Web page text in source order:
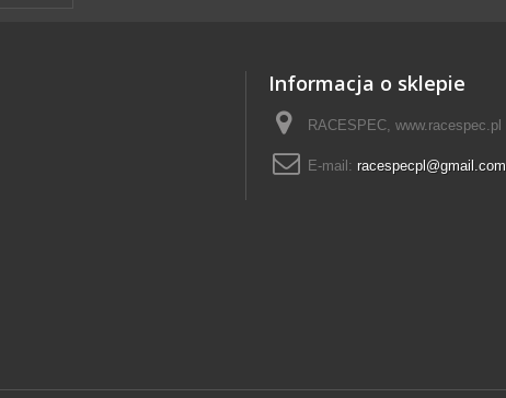
Informacja o sklepie
RACESPEC, www.racespec.pl
E-mail: racespecpl@gmail.com